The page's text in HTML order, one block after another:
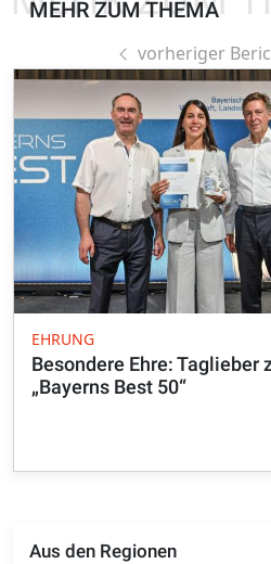
Aus den Regionen
MEHR ZUM THEMA
vorheriger
EHRUNG
Besondere Ehre: Taglieber
„Bayerns Best 50“